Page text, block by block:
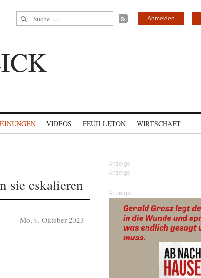
Suche nach: Anmelden
VIDEOS FEUILLETON WIRTSCHAFT
sie eskalieren
Mo, 9. Oktober 2023
Anzeige